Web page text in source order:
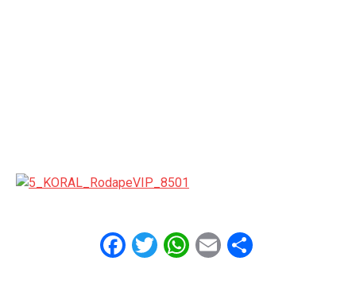
Facebook
Twitter
WhatsApp
EmailShare